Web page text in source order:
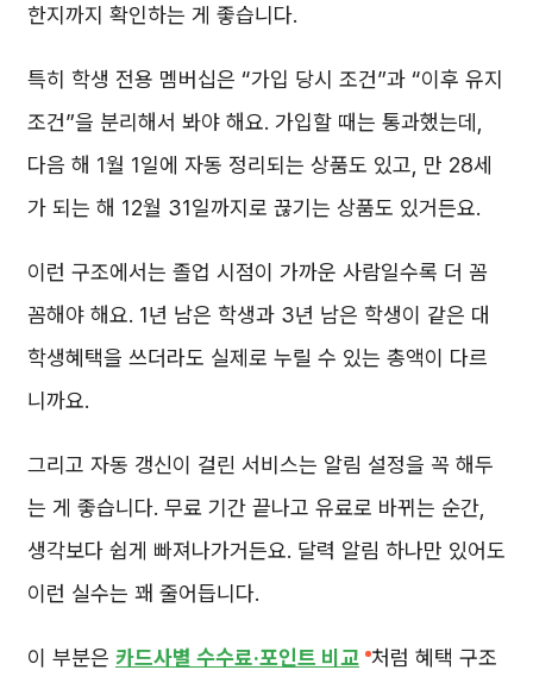
한지까지 확인하는 게 좋습니다.
특히 학생 전용 멤버십은 “가입 당시 조건”과 “이후 유지
조건”을 분리해서 봐야 해요. 가입할 때는 통과했는데,
다음 해 1월 1일에 자동 정리되는 상품도 있고, 만 28세
가 되는 해 12월 31일까지로 끊기는 상품도 있거든요.
이런 구조에서는 졸업 시점이 가까운 사람일수록 더 꼼
꼼해야 해요. 1년 남은 학생과 3년 남은 학생이 같은 대
학생혜택을 쓰더라도 실제로 누릴 수 있는 총액이 다르
니까요.
그리고 자동 갱신이 걸린 서비스는 알림 설정을 꼭 해두
는 게 좋습니다. 무료 기간 끝나고 유료로 바뀌는 순간,
생각보다 쉽게 빠져나가거든요. 달력 알림 하나만 있어도
이런 실수는 꽤 줄어듭니다.
이 부분은 카드사별 수수료·포인트 비교 처럼 혜택 구조